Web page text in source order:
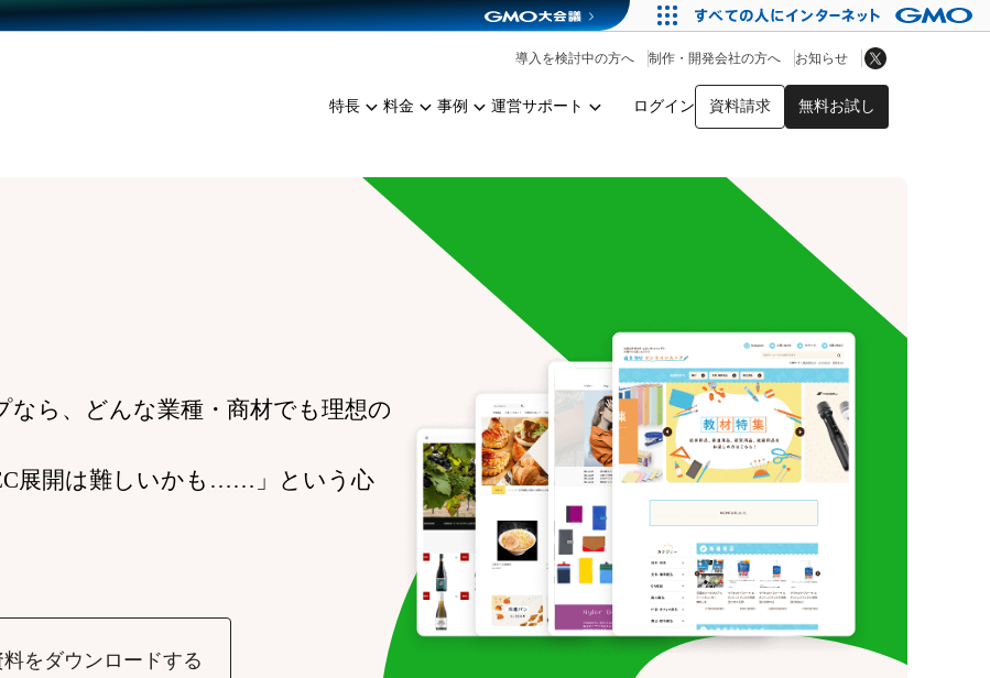
特長 料金 事例 運営サポート ログイン 資料請求 無料お試し
導入を検討中の方へ 制作・開発会社の方へ お知らせ
導入 雑貨販売 アプリストア
料金シミュレーション
コミュニティイベントCarty
YouTubeチャンネル
ら、どんな業種・商材でも理想の
展開は難しいかも……」という心
料をダウンロードする